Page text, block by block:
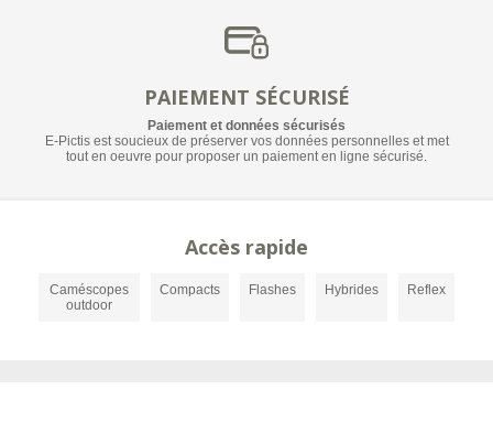
PAIEMENT SÉCURISÉ
Paiement et données sécurisés
E-Pictis est soucieux de préserver vos données personnelles et met
tout en oeuvre pour proposer un paiement en ligne sécurisé.
Accès rapide
Caméscopes
outdoor
Compacts Flashes Hybrides Reflex